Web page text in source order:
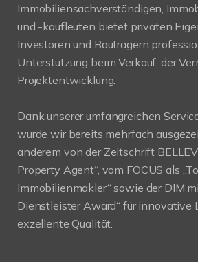
Immobiliensachverständigen,
und -kaufleuten bietet privaten
Investoren und Bauträgern
Unterstützung beim Verkauf, der
Projektentwicklung.
Dank unserer umfangreichen
wurde wir bereits mehrfach
anderem von der Zeitschrift
Property Agent“, vom FOCUS als
Immobilienmakler“ sowie der DIM
Dienstleister Award“ für innovative
exzellente Qualität.